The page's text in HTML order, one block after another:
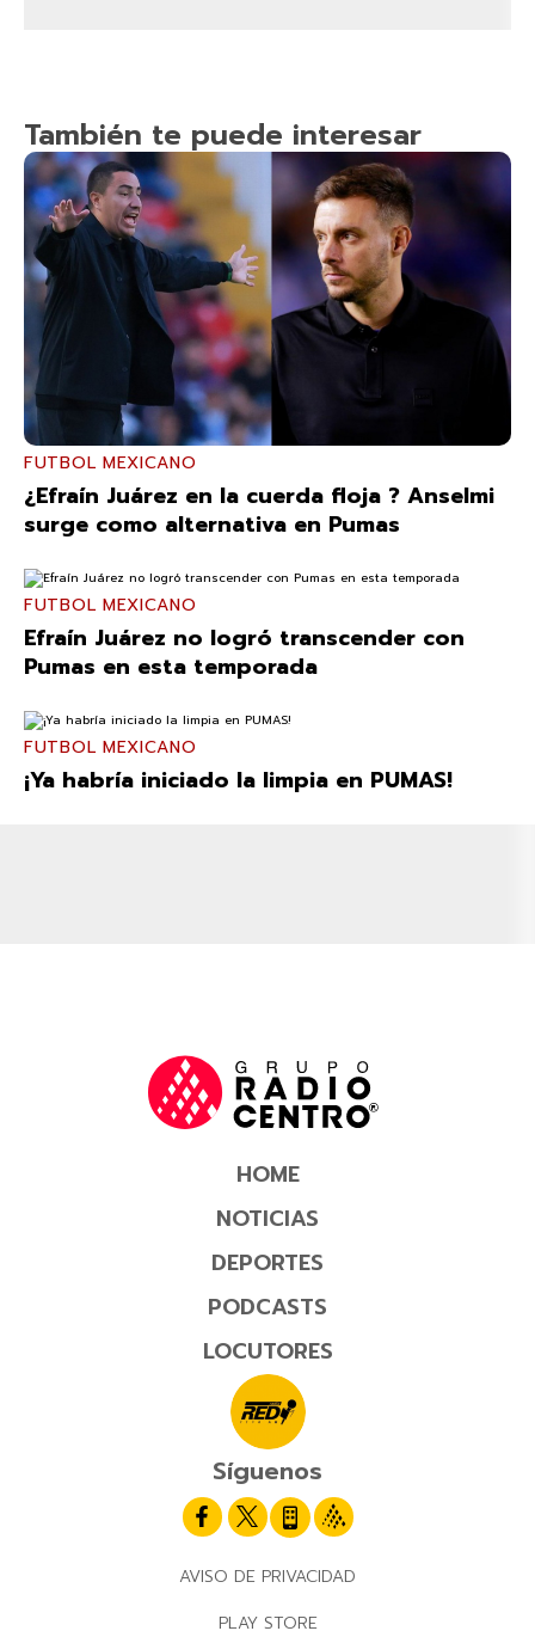
También te puede interesar
FUTBOL MEXICANO
¿Efraín Juárez en la cuerda floja ? Anselmi
surge como alternativa en Pumas
FUTBOL MEXICANO
Efraín Juárez no logró transcender con
Pumas en esta temporada
FUTBOL MEXICANO
¡Ya habría iniciado la limpia en PUMAS!
HOME
NOTICIAS
DEPORTES
PODCASTS
LOCUTORES
Síguenos
AVISO DE PRIVACIDAD
PLAY STORE